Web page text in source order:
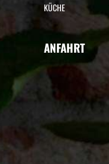
KÜCHE
ANFAHRT